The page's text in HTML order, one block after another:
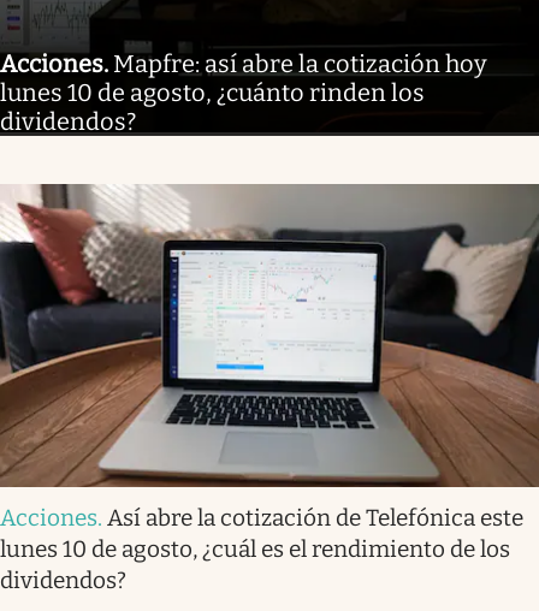
Acciones. Mapfre: así abre la cotización hoy
lunes 10 de agosto, ¿cuánto rinden los
dividendos?
Acciones. Así abre la cotización de Telefónica este
lunes 10 de agosto, ¿cuál es el rendimiento de los
dividendos?